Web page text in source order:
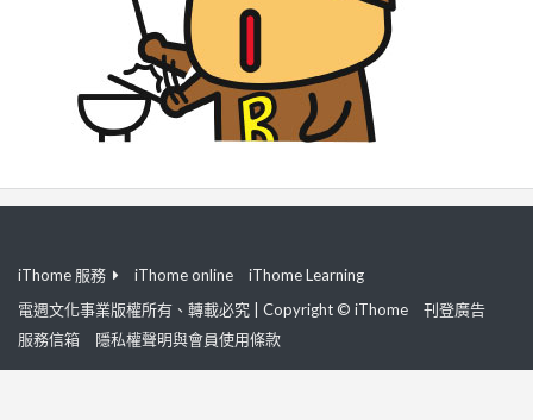
iThome 服務 iThome online
iThome Learning
電週文化事業版權所有、轉載必究 | Copyright © iThome
刊登廣告
服務信箱
隱私權聲明與會員使用條款